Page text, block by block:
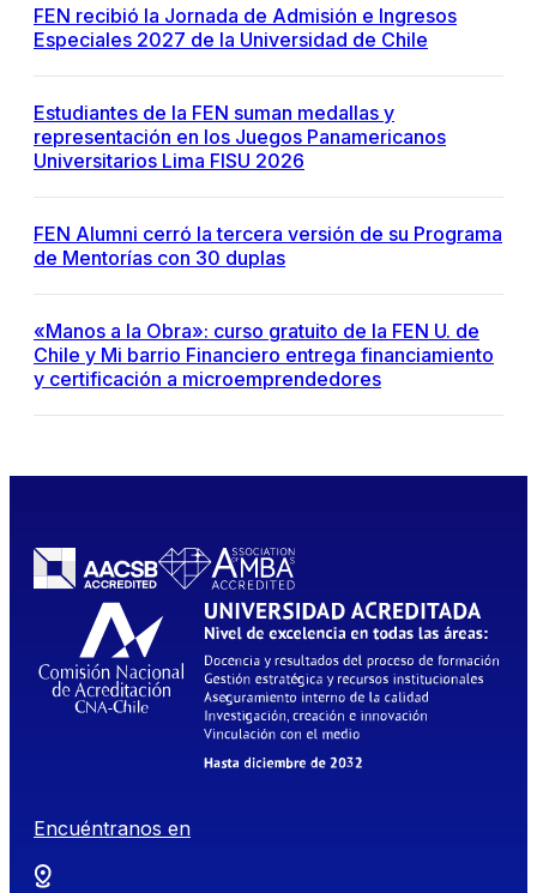
FEN recibió la Jornada de Admisión e Ingresos
Especiales 2027 de la Universidad de Chile
Estudiantes de la FEN suman medallas y
representación en los Juegos Panamericanos
Universitarios Lima FISU 2026
FEN Alumni cerró la tercera versión de su Programa
de Mentorías con 30 duplas
«Manos a la Obra»: curso gratuito de la FEN U. de
Chile y Mi barrio Financiero entrega financiamiento
y certificación a microemprendedores
Encuéntranos en